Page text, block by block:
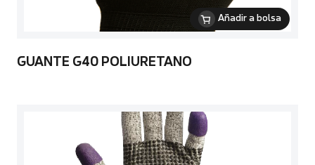
Añadir a bolsa
GUANTE G40 POLIURETANO